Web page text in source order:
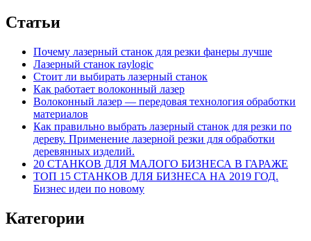
Статьи
Почему лазерный станок для резки фанеры лучше
Лазерный станок raylogic
Стоит ли выбирать лазерный станок
Как работает волоконный лазер
Волоконный лазер — передовая технология обработки
материалов
Как правильно выбрать лазерный станок для резки по
дереву. Применение лазерной резки для обработки
деревянных изделий.
20 СТАНКОВ ДЛЯ МАЛОГО БИЗНЕСА В ГАРАЖЕ
ТОП 15 СТАНКОВ ДЛЯ БИЗНЕСА НА 2019 ГОД.
Бизнес идеи по новому
Категории